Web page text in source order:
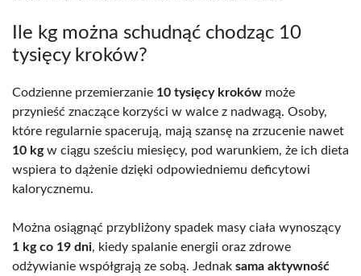
Ile kg można schudnąć chodząc 10
tysięcy kroków?
Codzienne przemierzanie 10 tysięcy kroków może
przynieść znaczące korzyści w walce z nadwagą. Osoby,
które regularnie spacerują, mają szansę na zrzucenie nawet
10 kgw ciągu sześciu miesięcy, pod warunkiem, że ich dieta
wspiera to dążenie dzięki odpowiedniemu deficytowi
kalorycznemu.
Można osiągnąć przybliżony spadek masy ciała wynoszący
1 kg co 19 dni, kiedy spalanie energii oraz zdrowe
odżywianie współgrają ze sobą. Jednak sama aktywność